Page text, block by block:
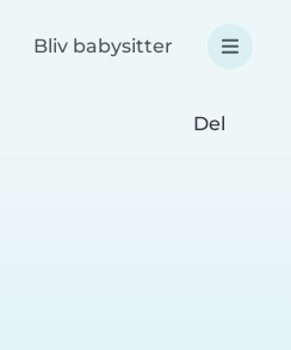
Bliv babysitter
Del